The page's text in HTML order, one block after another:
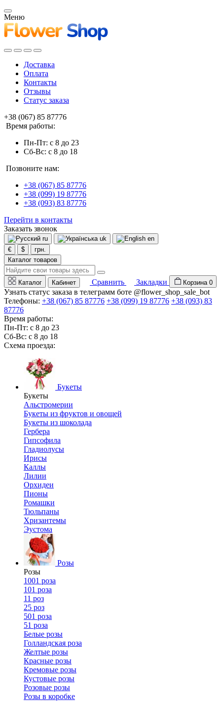
Меню
Доставка
Оплата
Контакты
Отзывы
Статус заказа
+38 (067) 85 87776
Время работы:
Пн-Пт: с 8 до 23
Сб-Вс: с 8 до 18
Позвоните нам:
+38 (067) 85 87776
+38 (099) 19 87776
+38 (093) 83 87776
Перейти в контакты
Заказать звонок
ru uk
en
€
$
грн.
Каталог товаров
Каталог Кабинет Сравнить Закладки Корзина 0
Узнать статус заказа в телеграмм боте @flower_shop_sale_bot
Телефоны: +38 (067) 85 87776 +38 (099) 19 87776 +38 (093) 83
87776
Время работы:
Пн-Пт: с 8 до 23
Сб-Вс: с 8 до 18
Схема проезда:
Букеты
Букеты
Альстромерии
Букеты из фруктов и овощей
Букеты из шоколада
Гербера
Гипсофила
Гладиолусы
Ирисы
Каллы
Лилии
Орхидеи
Пионы
Ромашки
Тюльпаны
Хризантемы
Эустома
Розы
Розы
1001 роза
101 роза
11 роз
25 роз
501 роза
51 роза
Белые розы
Голландская роза
Желтые розы
Красные розы
Кремовые розы
Кустовые розы
Розовые розы
Розы в коробке